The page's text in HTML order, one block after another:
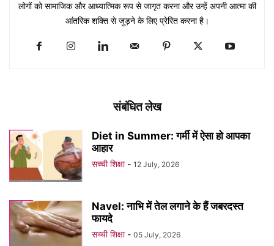
लोगों को सामाजिक और आध्यात्मिक रूप से जागृत करना और उन्हें अपनी आत्मा की
आंतरिक शक्ति से जुड़ने के लिए प्रेरित करना है।
संबंधित लेख
Diet in Summer: गर्मी में ऐसा हो आपका
आहार
सच्ची शिक्षा - 12 July, 2026
Navel: नाभि में तेल लगाने के हैं जबरदस्त
फायदे
सच्ची शिक्षा - 05 July, 2026